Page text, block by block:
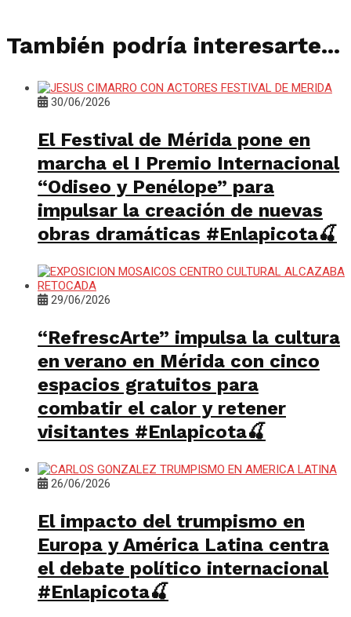
También podría interesarte...
30/06/2026
El Festival de Mérida pone en
marcha el I Premio Internacional
“Odiseo y Penélope” para
impulsar la creación de nuevas
obras dramáticas #Enlapicota🍒
29/06/2026
“RefrescArte” impulsa la cultura
en verano en Mérida con cinco
espacios gratuitos para
combatir el calor y retener
visitantes #Enlapicota🍒
26/06/2026
El impacto del trumpismo en
Europa y América Latina centra
el debate político internacional
#Enlapicota🍒